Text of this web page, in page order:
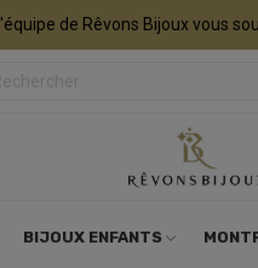
L'équipe de Rêvons Bijoux vous
BIJOUX ENFANTS